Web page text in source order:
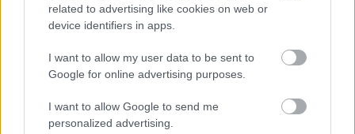
related to advertising like cookies on web or
device identifiers in apps.
I want to allow my user data to be sent to
Google for online advertising purposes.
I want to allow Google to send me
personalized advertising.
2025. április 12-én „Könyv – irodalom – ex libris.
Válogatás Vasné dr. Tóth Kornélia
művelődéstörténész könyvjegygyűjteményéből”
Falumúzeumban munkatársunk gyűjteményéből. A
megnyitón a vendégeket köszöntötte Papp Nikolett,